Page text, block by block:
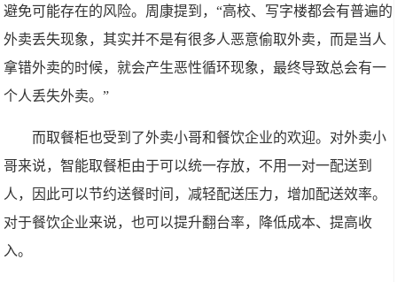
避免可能存在的风险。周康提到，“高校、写字楼都会有普遍的
外卖丢失现象，其实并不是有很多人恶意偷取外卖，而是当人
拿错外卖的时候，就会产生恶性循环现象，最终导致总会有一
个人丢失外卖。”
而取餐柜也受到了外卖小哥和餐饮企业的欢迎。对外卖小
哥来说，智能取餐柜由于可以统一存放，不用一对一配送到
人，因此可以节约送餐时间，减轻配送压力，增加配送效率。
对于餐饮企业来说，也可以提升翻台率，降低成本、提高收
入。